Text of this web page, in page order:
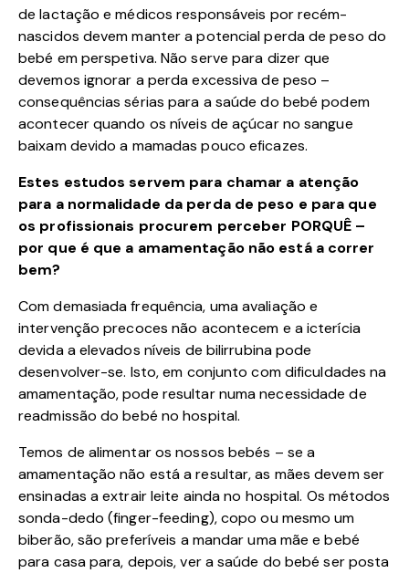
de lactação e médicos responsáveis por recém-
nascidos devem manter a potencial perda de peso do
bebé em perspetiva. Não serve para dizer que
devemos ignorar a perda excessiva de peso –
consequências sérias para a saúde do bebé podem
acontecer quando os níveis de açúcar no sangue
baixam devido a mamadas pouco eficazes.
Estes estudos servem para chamar a atenção
para a normalidade da perda de peso e para que
os profissionais procurem perceber PORQUÊ –
por que é que a amamentação não está a correr
bem?
Com demasiada frequência, uma avaliação e
intervenção precoces não acontecem e a icterícia
devida a elevados níveis de bilirrubina pode
desenvolver-se. Isto, em conjunto com dificuldades na
amamentação, pode resultar numa necessidade de
readmissão do bebé no hospital.
Temos de alimentar os nossos bebés – se a
amamentação não está a resultar, as mães devem ser
ensinadas a extrair leite ainda no hospital. Os métodos
sonda-dedo (finger-feeding), copo ou mesmo um
biberão, são preferíveis a mandar uma mãe e bebé
para casa para, depois, ver a saúde do bebé ser posta